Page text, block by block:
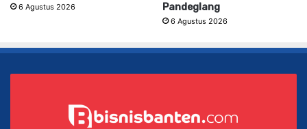
6 Agustus 2026
Pandeglang
6 Agustus 2026